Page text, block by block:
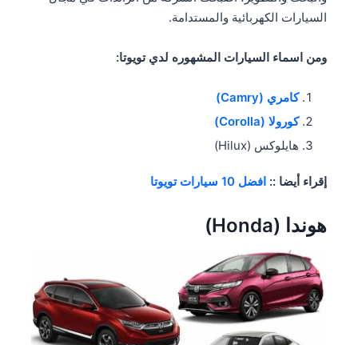
السيارات الكهربائية والمستدامة.
ومن اسماء السيارات المشهوره لدي تويوتا:
كامري (Camry)
كورولا (Corolla)
هايلوكس (Hilux)
إقراء أيضا :: افضل 10 سيارات تويوتا
هوندا (Honda)